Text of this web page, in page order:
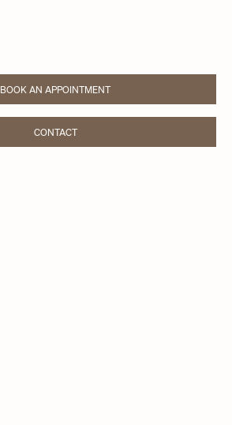
BOOK AN APPOINTMENT
LINK OPENS IN NEW TAB
CONTACTLINK OPENS IN NEW TAB